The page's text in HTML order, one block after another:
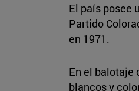
El país posee
Partido
en 1971.
En el balotaje
blancos y